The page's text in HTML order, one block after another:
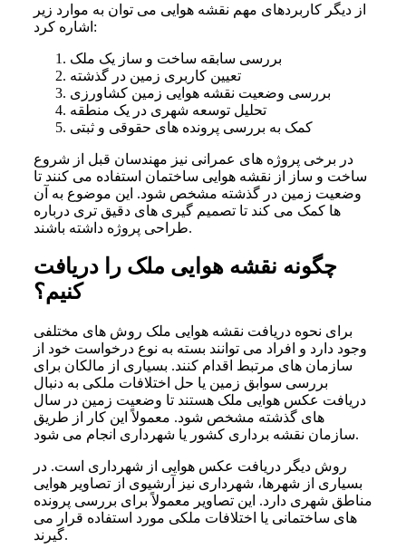
از دیگر کاربردهای مهم نقشه هوایی می‌ توان به موارد زیر
اشاره کرد:
بررسی سابقه ساخت و ساز یک ملک
تعیین کاربری زمین در گذشته
بررسی وضعیت نقشه هوایی زمین کشاورزی
تحلیل توسعه شهری در یک منطقه
کمک به بررسی پرونده‌ های حقوقی و ثبتی
در برخی پروژه‌ های عمرانی نیز مهندسان قبل از شروع
ساخت و ساز از نقشه هوایی ساختمان استفاده می‌ کنند تا
وضعیت زمین در گذشته مشخص شود. این موضوع به آن‌
ها کمک می‌ کند تا تصمیم‌ گیری‌ های دقیق‌ تری درباره
طراحی پروژه داشته باشند.
چگونه نقشه هوایی ملک را دریافت
کنیم؟
برای نحوه دریافت نقشه هوایی ملک روش‌ های مختلفی
وجود دارد و افراد می‌ توانند بسته به نوع درخواست خود از
سازمان‌ های مرتبط اقدام کنند. بسیاری از مالکان برای
بررسی سوابق زمین یا حل اختلافات ملکی به دنبال
دریافت عکس هوایی ملک هستند تا وضعیت زمین در سال‌
های گذشته مشخص شود. معمولاً این کار از طریق
سازمان نقشه‌ برداری کشور یا شهرداری انجام می‌ شود.
روش دیگر دریافت عکس هوایی از شهرداری است. در
بسیاری از شهرها، شهرداری نیز آرشیوی از تصاویر هوایی
مناطق شهری دارد. این تصاویر معمولاً برای بررسی پرونده‌
های ساختمانی یا اختلافات ملکی مورد استفاده قرار می‌
گیرند.